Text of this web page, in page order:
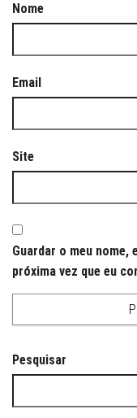
Nome
Email
Site
Guardar o meu nome,
próxima vez que eu
Pesquisar